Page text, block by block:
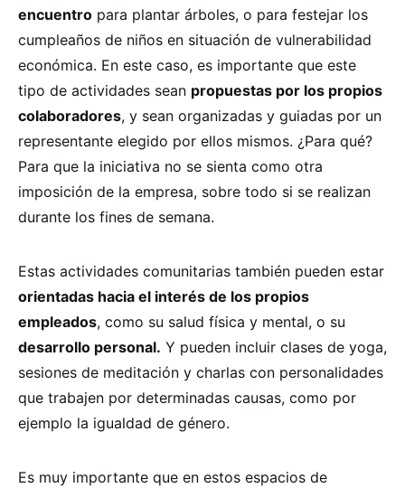
encuentro para plantar árboles, o para festejar los
cumpleaños de niños en situación de vulnerabilidad
económica. En este caso, es importante que este
tipo de actividades sean propuestas por los propios
colaboradores, y sean organizadas y guiadas por un
representante elegido por ellos mismos. ¿Para qué?
Para que la iniciativa no se sienta como otra
imposición de la empresa, sobre todo si se realizan
durante los fines de semana.
Estas actividades comunitarias también pueden estar
orientadas hacia el interés de los propios
empleados, como su salud física y mental, o su
desarrollo personal. Y pueden incluir clases de yoga,
sesiones de meditación y charlas con personalidades
que trabajen por determinadas causas, como por
ejemplo la igualdad de género.
Es muy importante que en estos espacios de